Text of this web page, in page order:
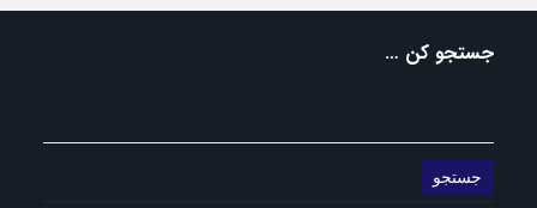
جستجو کن …